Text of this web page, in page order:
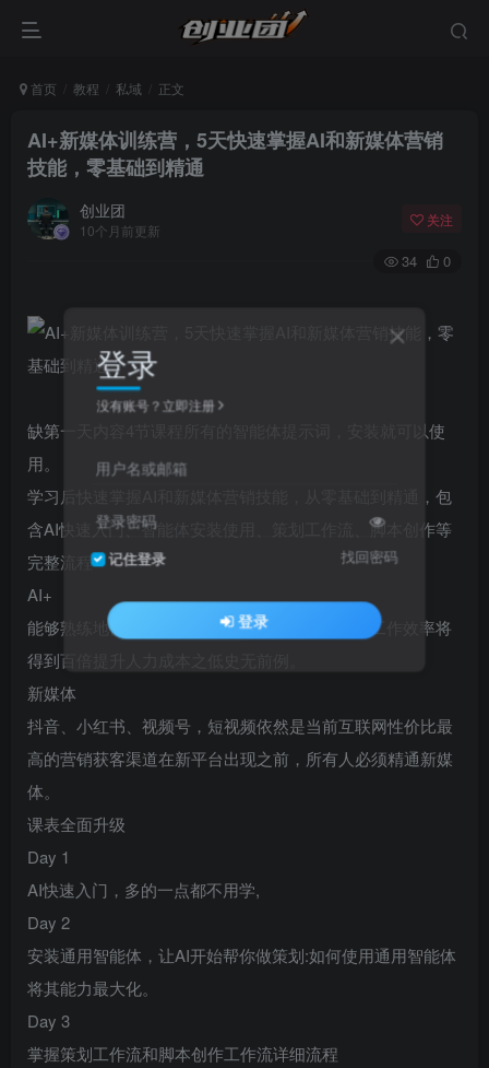
首页 教程 私域 正文
AI+新媒体训练营，5天快速掌握AI和新媒体营销
技能，零基础到精通
创业团
10个月前更新
关注
34 0
缺第一天内容4节课程所有的智能体提示词，安装就可以使
用。
学习后快速掌握AI和新媒体营销技能，从零基础到精通，包
含AI快速入门、智能体安装使用、策划工作流、脚本创作等
完整流程
AI+
能够熟练地使用智能体、定制智能体AI加持下的工作效率将
得到百倍提升人力成本之低史无前例。
新媒体
抖音、小红书、视频号，短视频依然是当前互联网性价比最
高的营销获客渠道在新平台出现之前，所有人必须精通新媒
体。
课表全面升级
Day 1
AI快速入门，多的一点都不用学,
Day 2
安装通用智能体，让AI开始帮你做策划:如何使用通用智能体
将其能力最大化。
Day 3
掌握策划工作流和脚本创作工作流详细流程
登录
没有账号？立即注册
用户名或邮箱
登录密码
记住登录 找回密码
登录